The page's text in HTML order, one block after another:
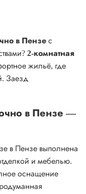
в Пензе с
2-комнатная
жильё, где
Заезд
в Пензе —
в Пензе выполнена
и мебелью.
оснащение